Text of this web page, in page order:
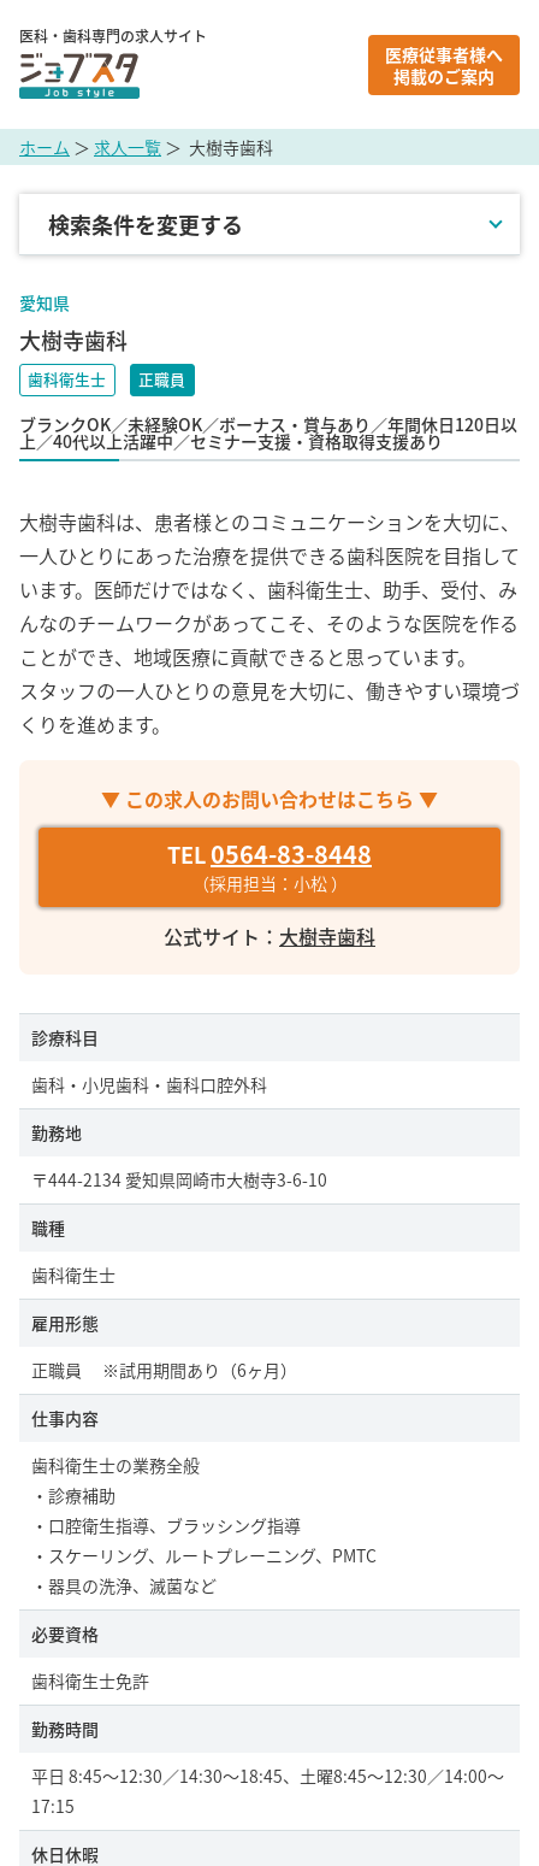
医科・歯科専門の求人サイト
医療従事者様へ
掲載のご案内
ホーム ＞ 求人一覧 ＞ 大樹寺歯科
愛知県
大樹寺歯科
歯科衛生士 正職員
ブランクOK／未経験OK／ボーナス・賞与あり／年間休日120日以
上／40代以上活躍中／セミナー支援・資格取得支援あり
大樹寺歯科は、患者様とのコミュニケーションを大切に、
一人ひとりにあった治療を提供できる歯科医院を目指して
います。医師だけではなく、歯科衛生士、助手、受付、み
んなのチームワークがあってこそ、そのような医院を作る
ことができ、地域医療に貢献できると思っています。
スタッフの一人ひとりの意見を大切に、働きやすい環境づ
くりを進めます。
▼ この求人のお問い合わせはこちら ▼
TEL0564-83-8448
（採用担当：小松 ）
公式サイト： 大樹寺歯科
診療科目
歯科・小児歯科・歯科口腔外科
勤務地
〒444-2134 愛知県岡崎市大樹寺3-6-10
職種
歯科衛生士
雇用形態
正職員 ※試用期間あり（6ヶ月）
仕事内容
歯科衛生士の業務全般
・診療補助
・口腔衛生指導、ブラッシング指導
・スケーリング、ルートプレーニング、PMTC
・器具の洗浄、滅菌など
必要資格
歯科衛生士免許
勤務時間
平日 8:45〜12:30／14:30〜18:45、土曜8:45〜12:30／14:00〜
17:15
休日休暇
検索条件を変更する
雇用形態
オープニングスタッフ
ブランクOK
未経験OK
ボーナス・賞与あり
年間休日120日以上
40代以上活躍中
産休・育休取得実績あり
セミナー支援・資格取得支援あり
駅徒歩5分以内